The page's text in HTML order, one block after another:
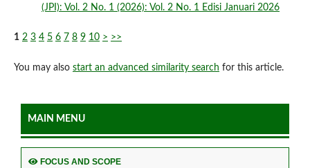
(JPI): Vol. 2 No. 1 (2026): Vol. 2 No. 1 Edisi Januari 2026
1 2 3 4 5 6 7 8 9 10 > >>
You may also start an advanced similarity search for this article.
MAIN MENU
FOCUS AND SCOPE